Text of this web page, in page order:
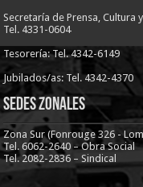
Secretaría de Prensa, Cultura
Tel. 4331-0604
Tesorería: Tel. 4342-6149
Jubilados/as: Tel. 4342-4370
Sedes Zonales
Zona Sur (Fonrouge 326 -
Tel. 6062-2640 – Obra Social
Tel. 2082-2836 – Sindical